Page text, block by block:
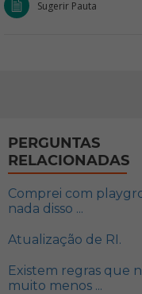
Sugerir Pauta
PERGUNTAS
RELACIONADAS
Comprei com
nada disso ...
Atualização de RI.
Existem regras que
muito menos ...